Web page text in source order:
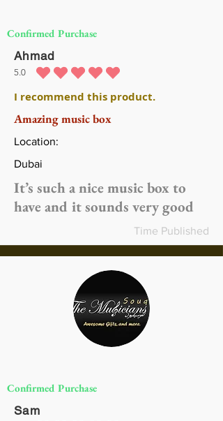
Confirmed Purchase
Ahmad
5.0 متوسط التقييم هو 5 من 5
I recommend this product.
Amazing music box
Location:
Dubai
It’s such a nice music box to
have and it sounds very good
Time Published
Confirmed Purchase
Sam